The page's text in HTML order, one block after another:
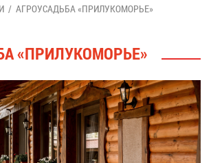
АГ­РО­УСАДЬ­БА «ПРИ­ЛУ­КО­МО­РЬЕ»
«ПРИ­ЛУ­КО­МО­РЬЕ»